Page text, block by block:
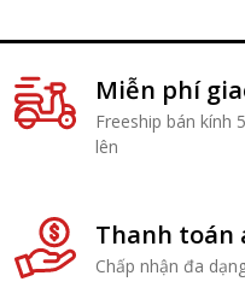
Miễn phí
Freeship bán kính
lên
Thanh toán
Chấp nhận đa